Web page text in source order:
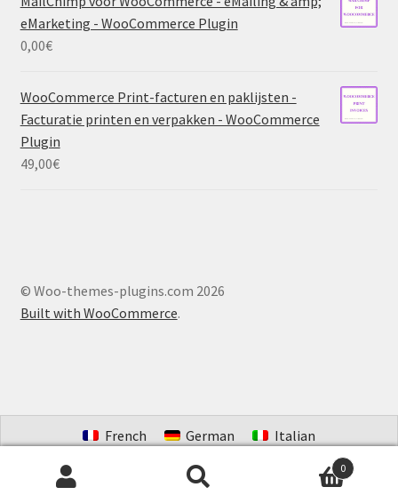
eMarketing - WooCommerce Plugin
0,00€
WooCommerce Print-facturen en paklijsten -
Facturatie printen en verpakken - WooCommerce
Plugin
49,00€
© Woo-themes-plugins.com 2026
Built with WooCommerce.
0
French German
Italian
Portuguese (Brazil)
Dutch